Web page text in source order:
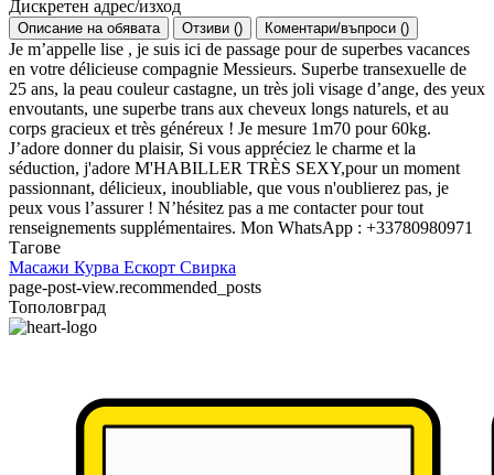
Дискретен адрес/изход
Описание на обявата Отзиви () Коментари/въпроси ()
Je m’appelle lise , je suis ici de passage pour de superbes vacances
en votre délicieuse compagnie Messieurs. Superbe transexuelle de
25 ans, la peau couleur castagne, un très joli visage d’ange, des yeux
envoutants, une superbe trans aux cheveux longs naturels, et au
corps gracieux et très généreux ! Je mesure 1m70 pour 60kg.
J’adore donner du plaisir, Si vous appréciez le charme et la
séduction, j'adore M'HABILLER TRÈS SEXY,pour un moment
passionnant, délicieux, inoubliable, que vous n'oublierez pas, je
peux vous l’assurer ! N’hésitez pas a me contacter pour tout
renseignements supplémentaires. Mon WhatsApp : +33780980971
Тагове
Масажи Курва Ескорт Свирка
page-post-view.recommended_posts
Тополовград